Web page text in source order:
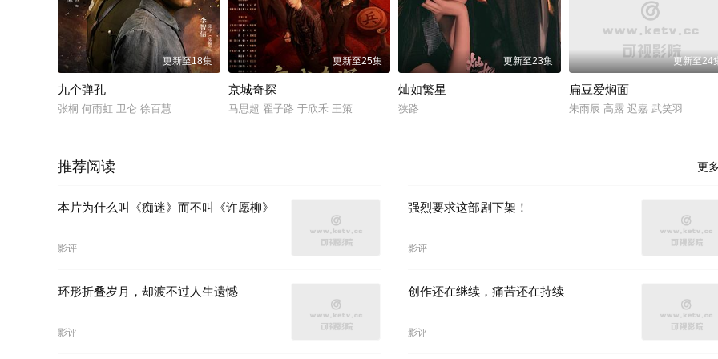
更新至18集
九个弹孔
张桐 何雨虹 卫仑 徐百慧
更新至25集
京城奇探
马思超 翟子路 于欣禾 王策
更新至23集
灿如繁星
狭路
更新至24
扁豆爱焖面
朱雨辰 高露 迟嘉 武笑羽
更多
推荐阅读
本片为什么叫《痴迷》而不叫《许愿柳》
影评
强烈要求这部剧下架！
影评
环形折叠岁月，却渡不过人生遗憾
影评
创作还在继续，痛苦还在持续
影评